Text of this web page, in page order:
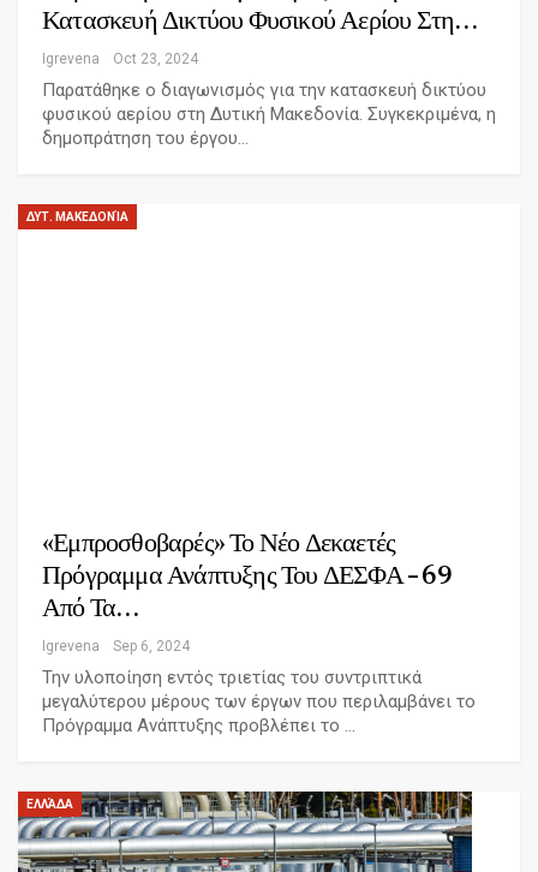
Κατασκευή Δικτύου Φυσικού Αερίου Στη…
Igrevena Oct 23, 2024
Παρατάθηκε ο διαγωνισμός για την κατασκευή δικτύου
φυσικού αερίου στη Δυτική Μακεδονία. Συγκεκριμένα, η
δημοπράτηση του έργου…
ΔΥΤ. ΜΑΚΕΔΟΝΊΑ
«Εμπροσθοβαρές» Το Νέο Δεκαετές
Πρόγραμμα Ανάπτυξης Του ΔΕΣΦΑ – 69
Από Τα…
Igrevena Sep 6, 2024
Την υλοποίηση εντός τριετίας του συντριπτικά
μεγαλύτερου μέρους των έργων που περιλαμβάνει το
Πρόγραμμα Ανάπτυξης προβλέπει το …
ΕΛΛΆΔΑ